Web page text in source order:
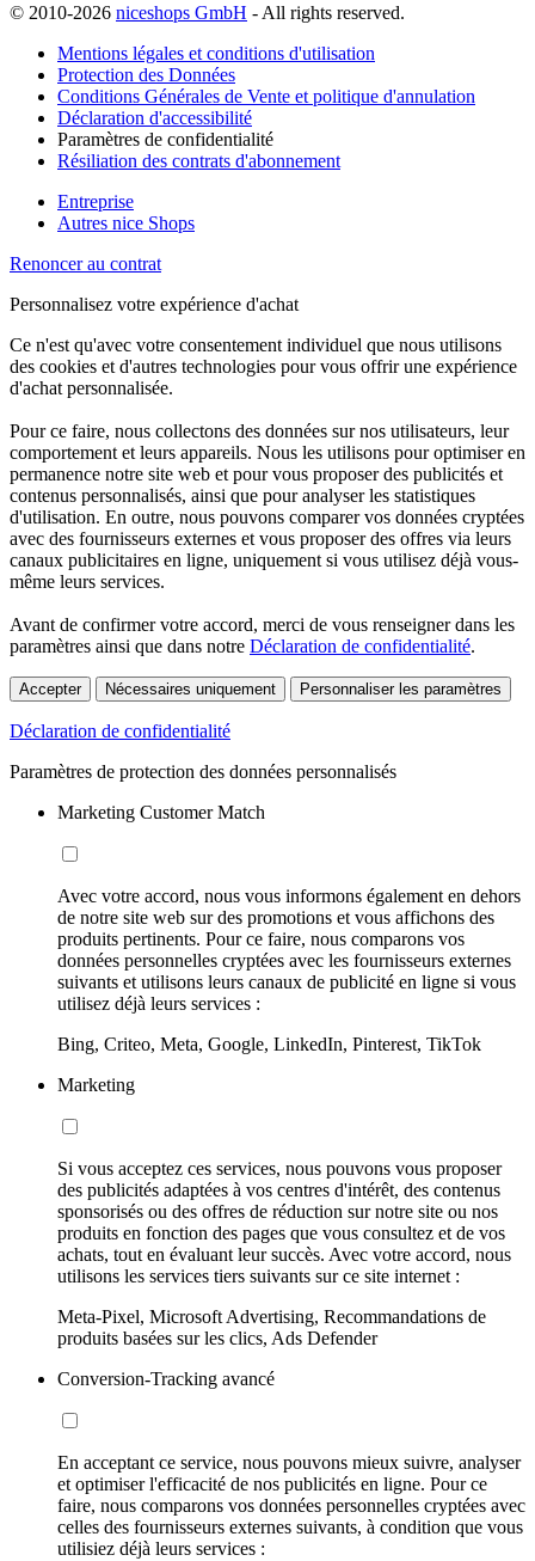
© 2010-2026 niceshops GmbH - All rights reserved.
Mentions légales et conditions d'utilisation
Protection des Données
Conditions Générales de Vente et politique d'annulation
Déclaration d'accessibilité
Paramètres de confidentialité
Résiliation des contrats d'abonnement
Entreprise
Autres nice Shops
Renoncer au contrat
Personnalisez votre expérience d'achat
Ce n'est qu'avec votre consentement individuel que nous utilisons
des cookies et d'autres technologies pour vous offrir une expérience
d'achat personnalisée.
Pour ce faire, nous collectons des données sur nos utilisateurs, leur
comportement et leurs appareils. Nous les utilisons pour optimiser en
permanence notre site web et pour vous proposer des publicités et
contenus personnalisés, ainsi que pour analyser les statistiques
d'utilisation. En outre, nous pouvons comparer vos données cryptées
avec des fournisseurs externes et vous proposer des offres via leurs
canaux publicitaires en ligne, uniquement si vous utilisez déjà vous-
même leurs services.
Avant de confirmer votre accord, merci de vous renseigner dans les
paramètres ainsi que dans notre Déclaration de confidentialité.
Accepter Nécessaires uniquement Personnaliser les paramètres
Déclaration de confidentialité
Paramètres de protection des données personnalisés
Marketing Customer Match
Avec votre accord, nous vous informons également en dehors
de notre site web sur des promotions et vous affichons des
produits pertinents. Pour ce faire, nous comparons vos
données personnelles cryptées avec les fournisseurs externes
suivants et utilisons leurs canaux de publicité en ligne si vous
utilisez déjà leurs services :
Bing, Criteo, Meta, Google, LinkedIn, Pinterest, TikTok
Marketing
Si vous acceptez ces services, nous pouvons vous proposer
des publicités adaptées à vos centres d'intérêt, des contenus
sponsorisés ou des offres de réduction sur notre site ou nos
produits en fonction des pages que vous consultez et de vos
achats, tout en évaluant leur succès. Avec votre accord, nous
utilisons les services tiers suivants sur ce site internet :
Meta-Pixel, Microsoft Advertising, Recommandations de
produits basées sur les clics, Ads Defender
Conversion-Tracking avancé
En acceptant ce service, nous pouvons mieux suivre, analyser
et optimiser l'efficacité de nos publicités en ligne. Pour ce
faire, nous comparons vos données personnelles cryptées avec
celles des fournisseurs externes suivants, à condition que vous
utilisiez déjà leurs services :